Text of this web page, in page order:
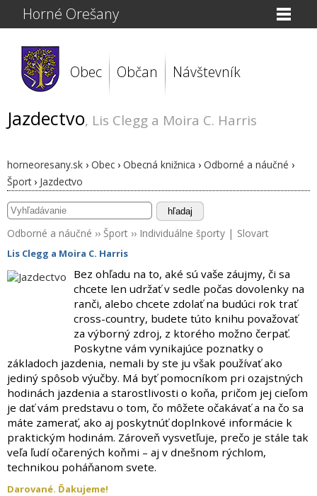
Horné Orešany
Obec Občan Návštevník
Jazdectvo, Lis Clegg a Moira C. Harris
horneoresany.sk › Obec › Obecná knižnica › Odborné a náučné ›
Šport› Jazdectvo
hľadaj
Odborné a náučné ›› Šport ›› Individuálne športy | Slovart
Lis Clegg a Moira C. Harris
Bez ohľadu na to, aké sú vaše záujmy, či sa
chcete len udržať v sedle počas dovolenky na
ranči, alebo chcete zdolať na budúci rok trať
cross-country, budete túto knihu považovať
za výborný zdroj, z ktorého možno čerpať.
Poskytne vám vynikajúce poznatky o
základoch jazdenia, nemali by ste ju však používať ako
jediný spôsob výučby. Má byť pomocníkom pri ozajstných
hodinách jazdenia a starostlivosti o koňa, pričom jej cieľom
je dať vám predstavu o tom, čo môžete očakávať a na čo sa
máte zamerať, ako aj poskytnúť doplnkové informácie k
praktickým hodinám. Zároveň vysvetľuje, prečo je stále tak
veľa ľudí očarených koňmi – aj v dnešnom rýchlom,
technikou poháňanom svete.
Darované. Ďakujeme!